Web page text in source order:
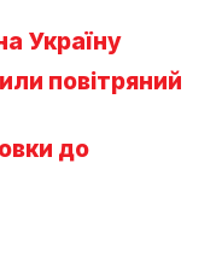
Україну
повітряний
до